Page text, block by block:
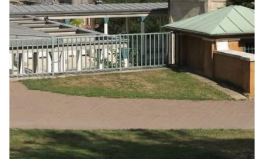
Zoek